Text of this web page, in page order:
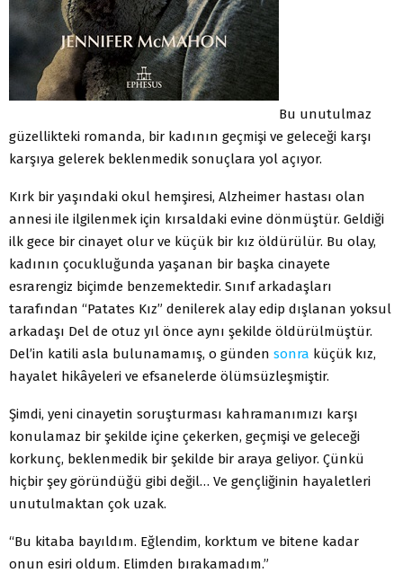
Bu unutulmaz
güzellikteki romanda, bir kadının geçmişi ve geleceği karşı
karşıya gelerek beklenmedik sonuçlara yol açıyor.
Kırk bir yaşındaki okul hemşiresi, Alzheimer hastası olan
annesi ile ilgilenmek için kırsaldaki evine dönmüştür. Geldiği
ilk gece bir cinayet olur ve küçük bir kız öldürülür. Bu olay,
kadının çocukluğunda yaşanan bir başka cinayete
esrarengiz biçimde benzemektedir. Sınıf arkadaşları
tarafından “Patates Kız” denilerek alay edip dışlanan yoksul
arkadaşı Del de otuz yıl önce aynı şekilde öldürülmüştür.
Del’in katili asla bulunamamış, o günden sonra küçük kız,
hayalet hikâyeleri ve efsanelerde ölümsüzleşmiştir.
Şimdi, yeni cinayetin soruşturması kahramanımızı karşı
konulamaz bir şekilde içine çekerken, geçmişi ve geleceği
korkunç, beklenmedik bir şekilde bir araya geliyor. Çünkü
hiçbir şey göründüğü gibi değil… Ve gençliğinin hayaletleri
unutulmaktan çok uzak.
“Bu kitaba bayıldım. Eğlendim, korktum ve bitene kadar
onun esiri oldum. Elimden bırakamadım.”